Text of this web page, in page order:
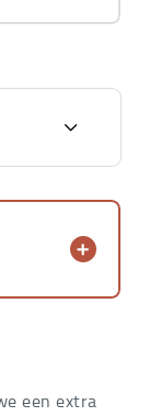
35,57
€ 24,90
een extra